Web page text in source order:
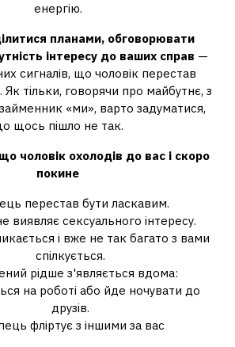
енергію.
планами, обговорювати
інтересу до ваших справ —
сигналів, що чоловік перестав
Як тільки, говорячи про майбутнє, з
«ми», варто задуматися,
щось пішло не так.
що чоловік охолодів до вас і скоро
покине
перестав бути ласкавим.
виявляє сексуального інтересу.
і вже не так багато з вами
спілкується.
рідше з'являється вдома:
на роботі або йде ночувати до
друзів.
фліртує з іншими за вас